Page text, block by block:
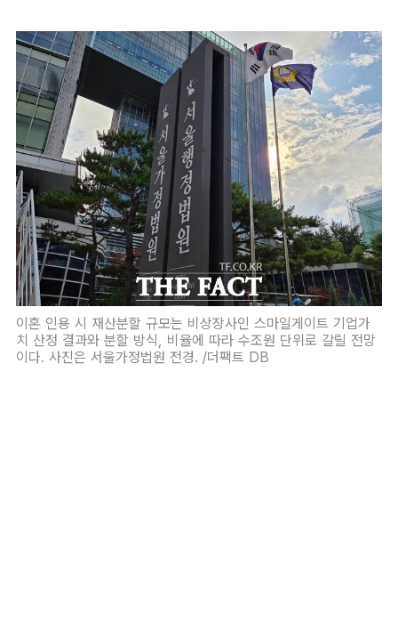
이혼 인용 시 재산분할 규모는 비상장사인 스마일게이트 기업가
치 산정 결과와 분할 방식, 비율에 따라 수조원 단위로 갈릴 전망
이다. 사진은 서울가정법원 전경. /더팩트 DB